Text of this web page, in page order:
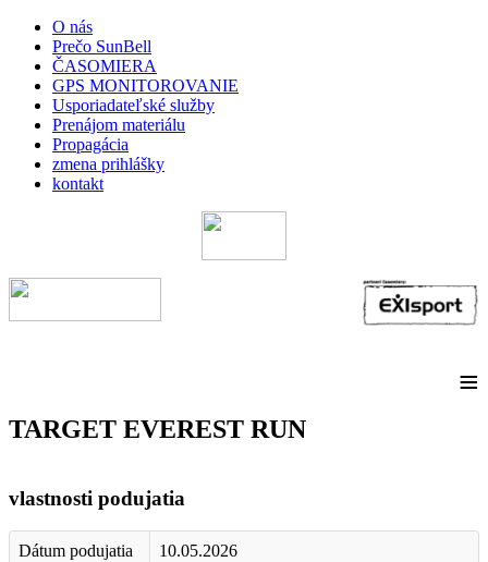
O nás
Prečo SunBell
ČASOMIERA
GPS MONITOROVANIE
Usporiadateľské služby
Prenájom materiálu
Propagácia
zmena prihlášky
kontakt
≡
TARGET EVEREST RUN
vlastnosti podujatia
Dátum podujatia 10.05.2026